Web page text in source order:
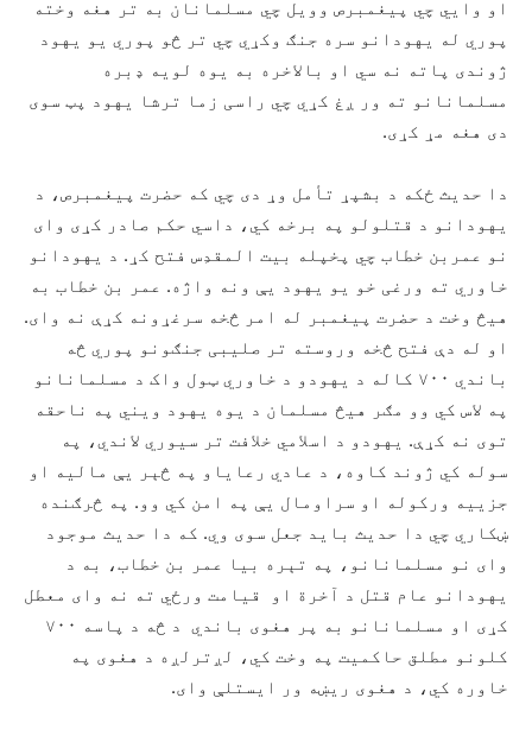
او وايي چي پیغمبرص وویل چي مسلمانان به تر هغه وخته
پوري له یهودانو سره جنګ وکړي چي تر څو پوري یو یهود
ژوندی پاته نه سي او بالاخره به یوه لویه ډبره
مسلمانانو ته ور ږغ کړي چي راسی زما ترشا یهود پټ سوی
دی هغه مړ کړی.
دا حدیث ځکه د بشپړ تأمل وړ دی چي که حضرت پیغمبرص، د
یهودانو د قتلولو په برخه کي، داسي حکم صادر کړی وای
نو عمربن خطاب چي پخپله بیت المقدِس فتح کړ. د یهودانو
خاوري ته ورغی خو یو یهود یې ونه واژه. عمر بن خطاب به
هیڅ وخت د حضرت پیغمبر له امر څخه سرغړونه کړې نه وای.
او له دې فتح څخه وروسته تر صلیبی جنګونو پوري څه
باندي ۷۰۰ کاله د یهودو د خاوري ټول واک د مسلمانانو
په لاس کي وو مګر هیڅ مسلمان د یوه یهود ویني په ناحقه
توی نه کړې. یهودو د اسلامي خلافت تر سیوري لاندي، په
سوله کي ژوند کاوه، د عادي رعایاو په څېر یې مالیه او
جزییه ورکوله او سراومال یې په امن کي وو. په څرګنده
ښکاري چي دا حدیث باید جعل سوی وي. که دا حدیث موجود
وای نو مسلمانانو، په تېره بیا عمر بن خطاب، به د
یهودانو عام قتل د آخرة او قیامت ورځي ته نه وای معطل
کړی او مسلمانانو به پر هغوی باندي د څه د پاسه ۷۰۰
کلونو مطلق حاکمیت په وخت کي، لږترلږه د هغوی په
خاوره کي، د هغوی ریښه ور ایستلې وای.